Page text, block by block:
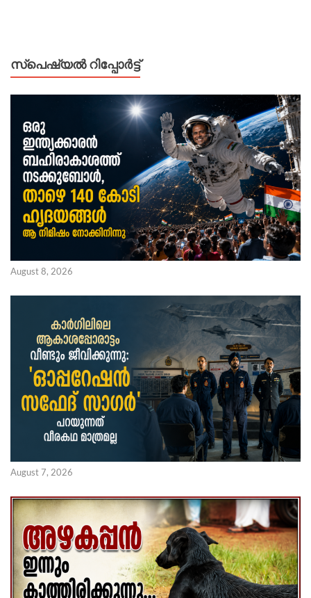
സ്പെഷ്യൽ റിപ്പോര്‍ട്ട്
August 8, 2026
August 7, 2026